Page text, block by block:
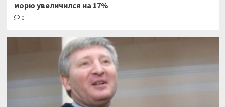
морю увеличился на 17%
0